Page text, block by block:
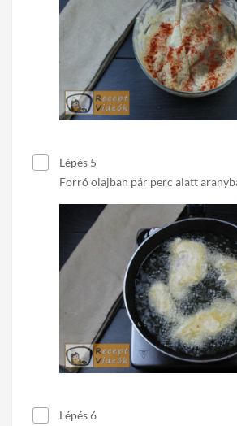
Lépés 5
Forró olajban pár perc alatt
Lépés 6